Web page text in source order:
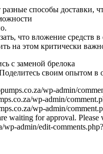
способы доставки,
что вложение
на этом критически
с заменой брелока
своим опытом
wp-admin/
wp-admin/
wp-admin/
waiting for approval. Please
wp-admin/edit-